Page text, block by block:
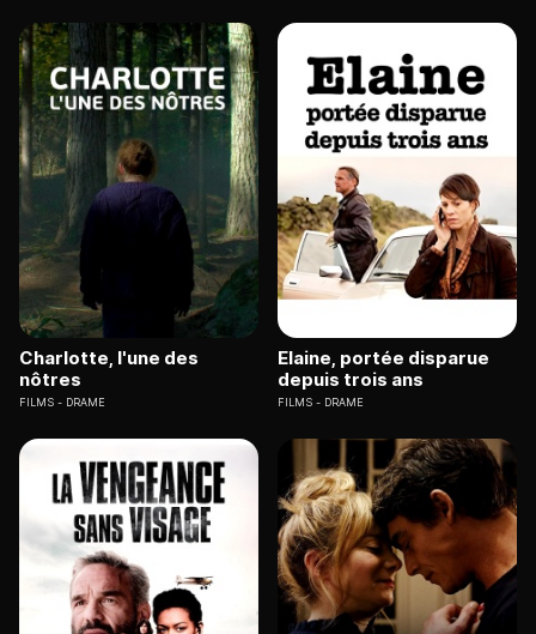
Charlotte, l'une des
nôtres
FILMS DRAME
Elaine, portée disparue
depuis trois ans
FILMS DRAME